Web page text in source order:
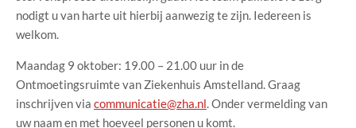
nodigt u van harte uit hierbij aanwezig te zijn. Iedereen is
welkom.
Maandag 9 oktober: 19.00 – 21.00 uur in de
Ontmoetingsruimte van Ziekenhuis Amstelland. Graag
inschrijven via communicatie@zha.nl. Onder vermelding van
uw naam en met hoeveel personen u komt.